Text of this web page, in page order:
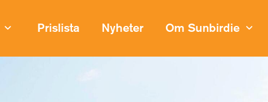
Prislista Nyheter Om Sunbirdie